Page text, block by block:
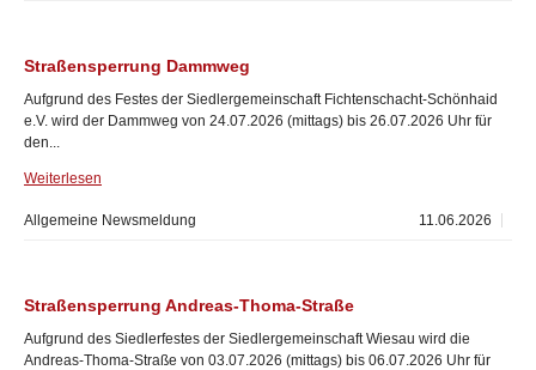
Straßensperrung Dammweg
Aufgrund des Festes der Siedlergemeinschaft Fichtenschacht-Schönhaid
e.V. wird der Dammweg von 24.07.2026 (mittags) bis 26.07.2026 Uhr für
den...
Weiterlesen
11.06.2026
Allgemeine Newsmeldung
Straßensperrung Andreas-Thoma-Straße
Aufgrund des Siedlerfestes der Siedlergemeinschaft Wiesau wird die
Andreas-Thoma-Straße von 03.07.2026 (mittags) bis 06.07.2026 Uhr für